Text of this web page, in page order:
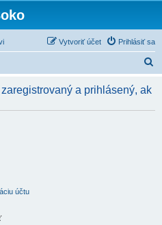
Prihlásiť sa
Vytvoriť účet
d
a prihlásený, ak
účtu